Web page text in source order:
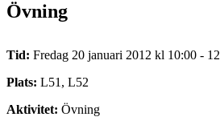
Övning
Tid: Fredag 20 januari 2012 kl 10:00 -
Plats: L51, L52
Aktivitet: Övning